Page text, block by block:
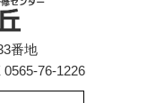
番地
76-1226